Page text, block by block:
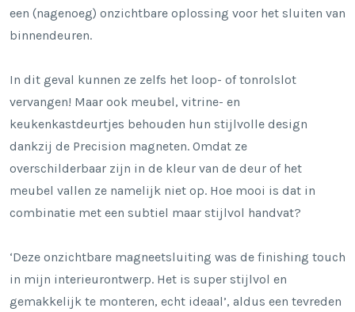
een (nagenoeg) onzichtbare oplossing voor het sluiten van
binnendeuren.
In dit geval kunnen ze zelfs het loop- of tonrolslot
vervangen! Maar ook meubel, vitrine- en
keukenkastdeurtjes behouden hun stijlvolle design
dankzij de Precision magneten. Omdat ze
overschilderbaar zijn in de kleur van de deur of het
meubel vallen ze namelijk niet op. Hoe mooi is dat in
combinatie met een subtiel maar stijlvol handvat?
‘Deze onzichtbare magneetsluiting was de finishing touch
in mijn interieurontwerp. Het is super stijlvol en
gemakkelijk te monteren, echt ideaal’, aldus een tevreden